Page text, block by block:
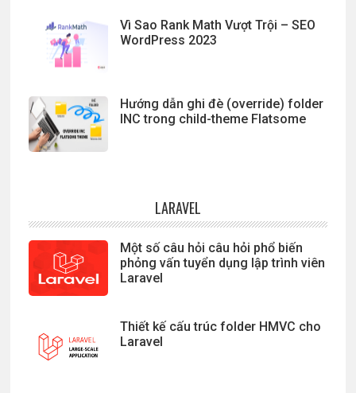
Vì Sao Rank Math Vượt Trội – SEO
WordPress 2023
Hướng dẫn ghi đè (override) folder
INC trong child-theme Flatsome
LARAVEL
Một số câu hỏi câu hỏi phổ biến
phỏng vấn tuyển dụng lập trình viên
Laravel
Thiết kế cấu trúc folder HMVC cho
Laravel